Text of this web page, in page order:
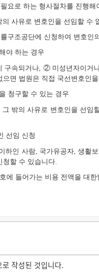
요로 하는 형사절차를 진행
사유로 변호인을 선임할 수
구조공단에 신청하여 변호인
야 하는 경우
속되거나, ② 미성년자이거
으면 법원은 직접 국선변호인
청구할 수 있는 경우
밖의 사유로 변호인을 선임
선임 신청
하인 사람, 국가유공자, 생활
청할 수 있습니다.
에 들어가는 비용 전액을 대
로 작성된 것입니다.